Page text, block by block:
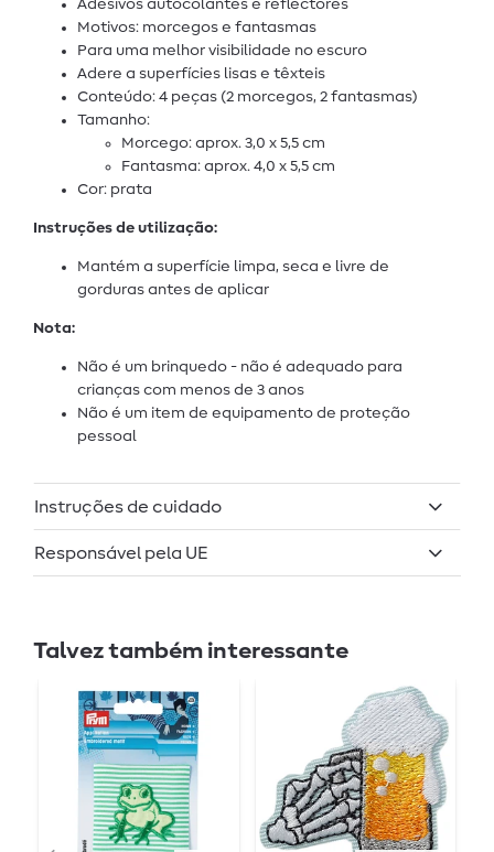
Adesivos autocolantes e reflectores
Motivos: morcegos e fantasmas
Para uma melhor visibilidade no escuro
Adere a superfícies lisas e têxteis
Conteúdo: 4 peças (2 morcegos, 2 fantasmas)
Tamanho:
Morcego: aprox. 3,0 x 5,5 cm
Fantasma: aprox. 4,0 x 5,5 cm
Cor: prata
Instruções de utilização:
Mantém a superfície limpa, seca e livre de
gorduras antes de aplicar
Nota:
Não é um brinquedo - não é adequado para
crianças com menos de 3 anos
Não é um item de equipamento de proteção
pessoal
Instruções de cuidado
Responsável pela UE
Talvez também interessante